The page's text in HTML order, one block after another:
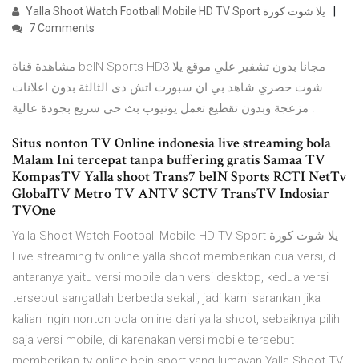
Yalla Shoot Watch Football Mobile HD TV Sport يلا شوت كورة
7 Comments
مشاهدة قناة beIN Sports HD3 مجانا بدون تشفير علي موقع يلا
شوت حصري شاهد بي ان سبورت اتش دى الثالثة بدون اعلانات
مزعجة وبدون تقطيع تعمل يوتيوب بث حي سريع بجودة عالية .
Situs nonton TV Online indonesia live streaming bola
Malam Ini tercepat tanpa buffering gratis Samaa TV
KompasTV Yalla shoot Trans7 beIN Sports RCTI NetTv
GlobalTV Metro TV ANTV SCTV TransTV Indosiar
TVOne
Yalla Shoot Watch Football Mobile HD TV Sport يلا شوت كورة
Live streaming tv online yalla shoot memberikan dua versi, di
antaranya yaitu versi mobile dan versi desktop, kedua versi
tersebut sangatlah berbeda sekali, jadi kami sarankan jika
kalian ingin nonton bola online dari yalla shoot, sebaiknya pilih
saja versi mobile, di karenakan versi mobile tersebut